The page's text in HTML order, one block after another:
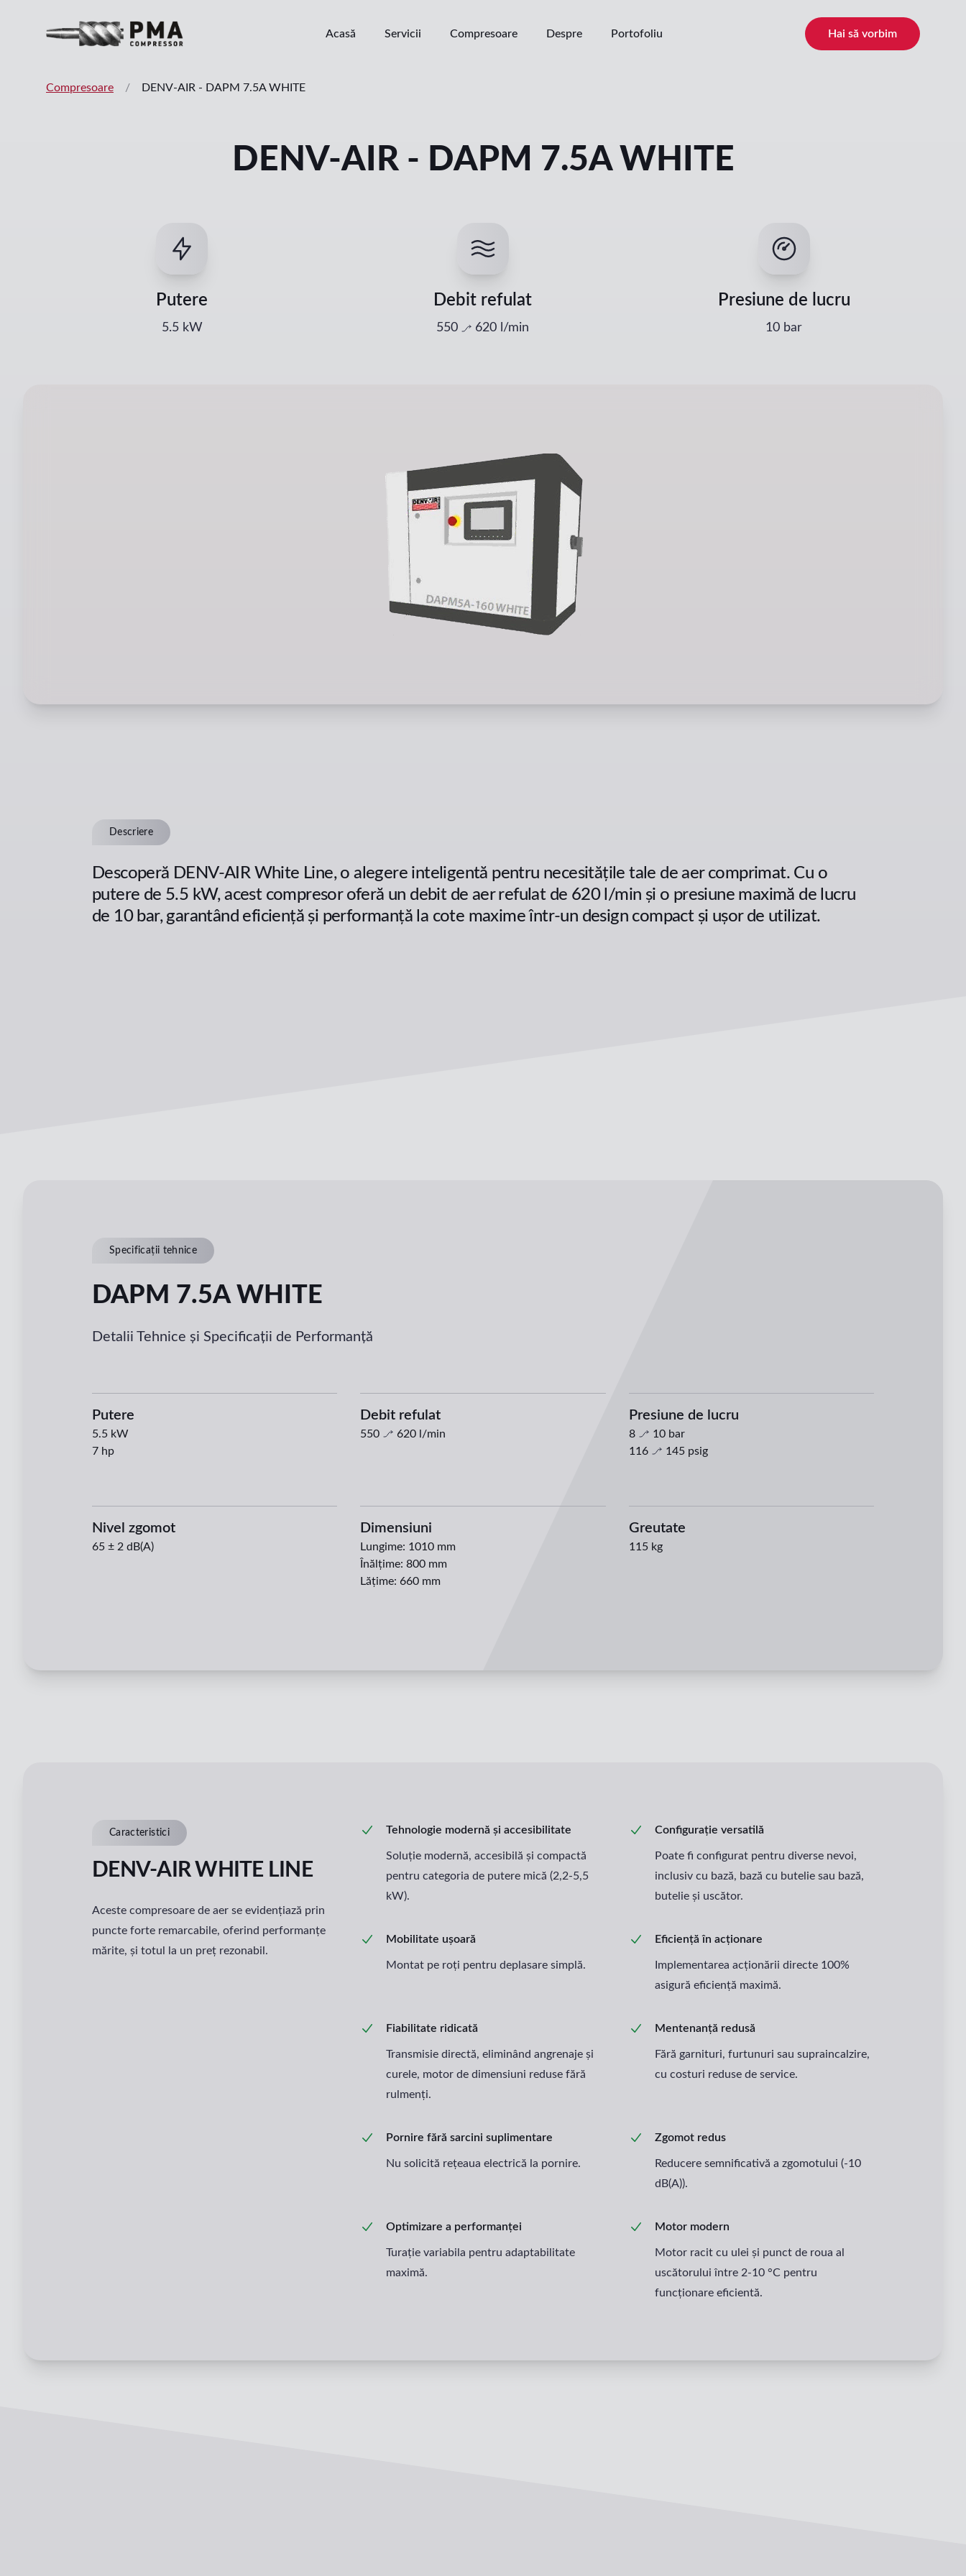
Acasă Servicii Compresoare Despre Portofoliu Hai să vorbim
Compresoare / DENV-AIR - DAPM 7.5A WHITE
DENV-AIR - DAPM 7.5A WHITE
Putere
5.5 kW
Debit refulat
550 620 l/min
Presiune de lucru
10 bar
Descriere
Descoperă DENV-AIR White Line, o alegere inteligentă pentru necesitățile tale de aer comprimat. Cu o
putere de 5.5 kW, acest compresor oferă un debit de aer refulat de 620 l/min și o presiune maximă de lucru
de 10 bar, garantând eficiență și performanță la cote maxime într-un design compact și ușor de utilizat.
Specificații tehnice
DAPM 7.5A WHITE
Detalii Tehnice și Specificații de Performanță
Putere
5.5 kW
7 hp
Debit refulat
550 620 l/min
Presiune de lucru
8 10 bar
116
145psig
Nivel zgomot
65 ± 2 dB(A)
Dimensiuni
Lungime: 1010 mm
Înălțime:800 mm
Lățime: 660 mm
Greutate
115 kg
Caracteristici
DENV-AIR WHITE LINE
Aceste compresoare de aer se evidențiază prin
puncte forte remarcabile, oferind performanțe
mărite, și totul la un preț rezonabil.
Tehnologie modernă și accesibilitate
Soluție modernă, accesibilă și compactă
pentru categoria de putere mică (2,2-5,5
kW).
Configurație versatilă
Poate fi configurat pentru diverse nevoi,
inclusiv cu bază, bază cu butelie sau bază,
butelie și uscător.
Mobilitate ușoară
Montat pe roți pentru deplasare simplă.
Eficiență în acționare
Implementarea acționării directe 100%
asigură eficiență maximă.
Fiabilitate ridicată
Transmisie directă, eliminând angrenaje și
curele, motor de dimensiuni reduse fără
rulmenți.
Mentenanță redusă
Fără garnituri, furtunuri sau supraincalzire,
cu costuri reduse de service.
Pornire fără sarcini suplimentare
Nu solicită rețeaua electrică la pornire.
Zgomot redus
Reducere semnificativă a zgomotului (-10
dB(A)).
Optimizare a performanței
Turație variabila pentru adaptabilitate
maximă.
Motor modern
Motor racit cu ulei și punct de roua al
uscătorului între 2-10 °C pentru
funcționare eficientă.